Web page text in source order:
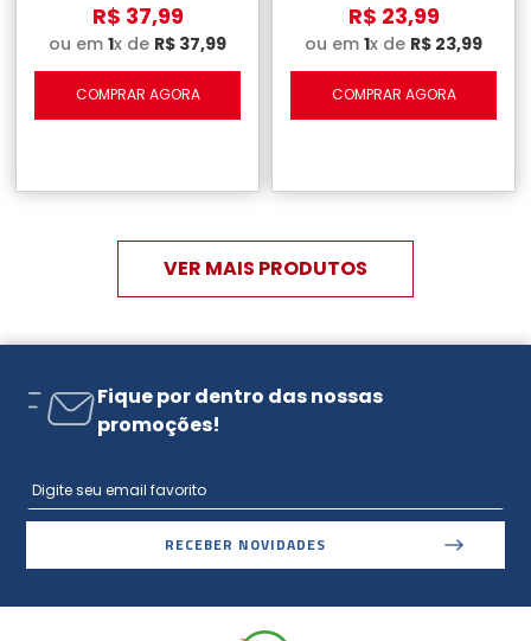
R$ 37,99
ou em 1x de R$ 37,99
COMPRAR AGORA
R$ 23,99
ou em 1x de R$ 23,99
COMPRAR AGORA
Fique por dentro das nossas
promoções!
RECEBER NOVIDADES